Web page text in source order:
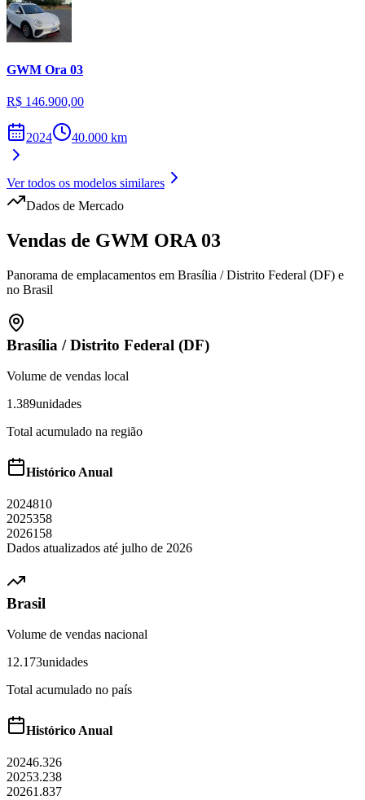
GWM Ora 03
R$ 146.900,00
2024 40.000 km
Ver todos os modelos similares
Dados de Mercado
Vendas de GWM ORA 03
Panorama de emplacamentos em Brasília / Distrito Federal (DF) e
no Brasil
Brasília /Distrito Federal (DF)
Volume de vendas local
1.389unidades
Total acumulado na região
Histórico Anual
2024810
2025358
2026158
Dados atualizados até julho de 2026
Brasil
Volume de vendas nacional
12.173unidades
Total acumulado no país
Histórico Anual
20246.326
20253.238
20261.837